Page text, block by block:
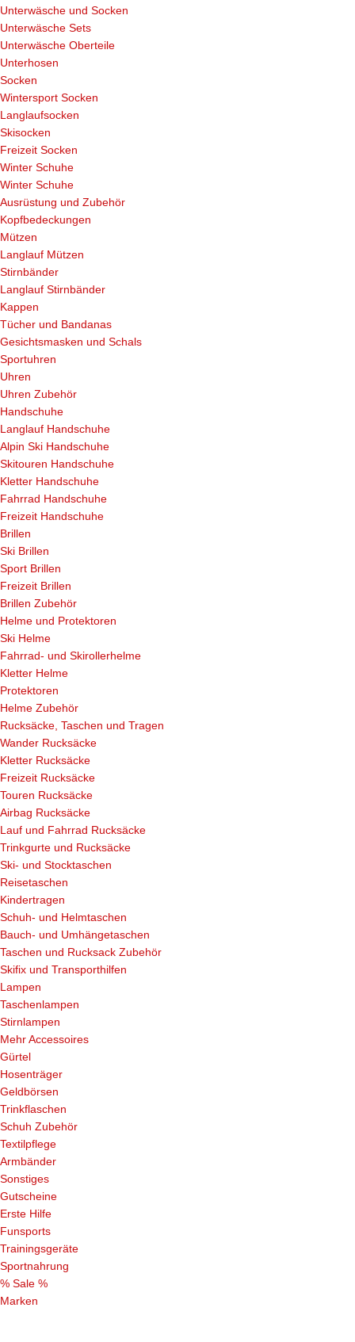
Unterwäsche und Socken
Unterwäsche Sets
Unterwäsche Oberteile
Unterhosen
Socken
Wintersport Socken
Langlaufsocken
Skisocken
Freizeit Socken
Winter Schuhe
Winter Schuhe
Ausrüstung und Zubehör
Kopfbedeckungen
Mützen
Langlauf Mützen
Stirnbänder
Langlauf Stirnbänder
Kappen
Tücher und Bandanas
Gesichtsmasken und Schals
Sportuhren
Uhren
Uhren Zubehör
Handschuhe
Langlauf Handschuhe
Alpin Ski Handschuhe
Skitouren Handschuhe
Kletter Handschuhe
Fahrrad Handschuhe
Freizeit Handschuhe
Brillen
Ski Brillen
Sport Brillen
Freizeit Brillen
Brillen Zubehör
Helme und Protektoren
Ski Helme
Fahrrad- und Skirollerhelme
Kletter Helme
Protektoren
Helme Zubehör
Rucksäcke, Taschen und Tragen
Wander Rucksäcke
Kletter Rucksäcke
Freizeit Rucksäcke
Touren Rucksäcke
Airbag Rucksäcke
Lauf und Fahrrad Rucksäcke
Trinkgurte und Rucksäcke
Ski- und Stocktaschen
Reisetaschen
Kindertragen
Schuh- und Helmtaschen
Bauch- und Umhängetaschen
Taschen und Rucksack Zubehör
Skifix und Transporthilfen
Lampen
Taschenlampen
Stirnlampen
Mehr Accessoires
Gürtel
Hosenträger
Geldbörsen
Trinkflaschen
Schuh Zubehör
Textilpflege
Armbänder
Sonstiges
Gutscheine
Erste Hilfe
Funsports
Trainingsgeräte
Sportnahrung
% Sale %
Marken